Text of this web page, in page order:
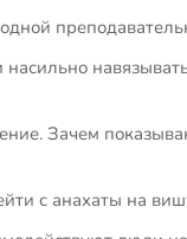
насильно
Зачем
с анахаты на